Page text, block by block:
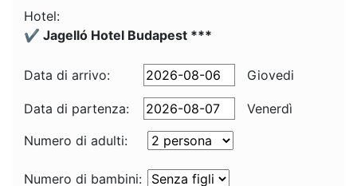
Hotel:
✔️ Jagelló Hotel Budapest ***
Data di arrivo: Giovedi
Data di partenza:
Venerdì
Numero di adulti:
Numero di bambini: